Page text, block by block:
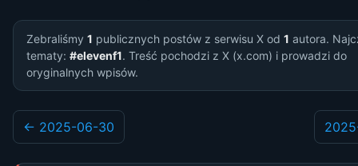
Zebraliśmy 1 publicznych postów z serwisu X od 1 autora.
tematy: #elevenf1. Treść pochodzi z X (x.com) i prowadzi do
oryginalnych wpisów.
← 2025-06-30